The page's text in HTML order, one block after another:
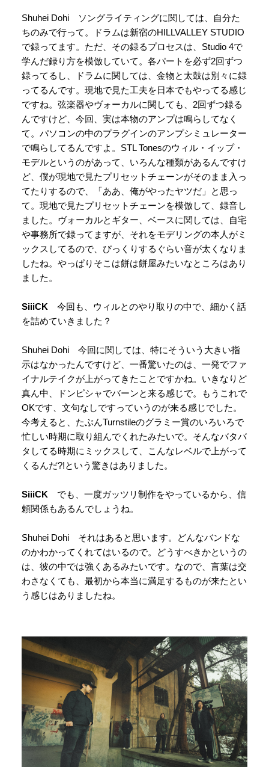
Shuhei Dohi ソングライティングに関しては、自分た
ちのみで行って。ドラムは新宿のHILLVALLEY STUDIO
で録ってます。ただ、その録るプロセスは、Studio 4で
学んだ録り方を模倣していて。各パートを必ず2回ずつ
録ってるし、ドラムに関しては、金物と太鼓は別々に録
ってるんです。現地で見た工夫を日本でもやってる感じ
ですね。弦楽器やヴォーカルに関しても、2回ずつ録る
んですけど、今回、実は本物のアンプは鳴らしてなく
て。パソコンの中のプラグインのアンプシミュレーター
で鳴らしてるんですよ。STL Tonesのウィル・イップ・
モデルというのがあって、いろんな種類があるんですけ
ど、僕が現地で見たプリセットチェーンがそのまま入っ
てたりするので、「ああ、俺がやったヤツだ」と思っ
て。現地で見たプリセットチェーンを模倣して、録音し
ました。ヴォーカルとギター、ベースに関しては、自宅
や事務所で録ってますが、それをモデリングの本人がミ
ックスしてるので、びっくりするぐらい音が太くなりま
したね。やっぱりそこは餅は餅屋みたいなところはあり
ました。
SiiiCK 今回も、ウィルとのやり取りの中で、細かく話
を詰めていきました？
Shuhei Dohi 今回に関しては、特にそういう大きい指
示はなかったんですけど、一番驚いたのは、一発でファ
イナルテイクが上がってきたことですかね。いきなりど
真ん中、ドンピシャでバーンと来る感じで。もうこれで
OKです、文句なしですっていうのが来る感じでした。
今考えると、たぶんTurnstileのグラミー賞のいろいろで
忙しい時期に取り組んでくれたみたいで。そんなバタバ
タしてる時期にミックスして、こんなレベルで上がって
くるんだ?!という驚きはありました。
SiiiCK でも、一度ガッツリ制作をやっているから、信
頼関係もあるんでしょうね。
Shuhei Dohi それはあると思います。どんなバンドな
のかわかってくれてはいるので。どうすべきかというの
は、彼の中では強くあるみたいです。なので、言葉は交
わさなくても、最初から本当に満足するものが来たとい
う感じはありましたね。